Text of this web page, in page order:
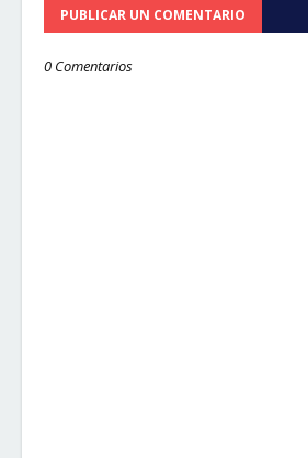
PUBLICAR UN COMENTARIO
0 Comentarios